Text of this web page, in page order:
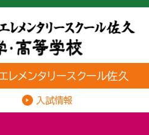
レメンタリースクール佐久
入試情報